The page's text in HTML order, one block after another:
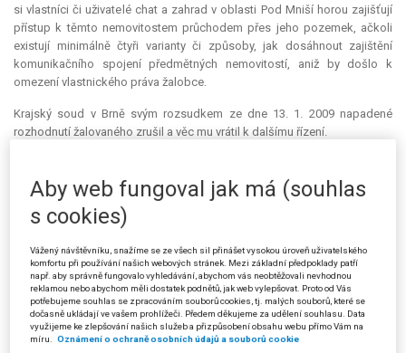
si vlastníci či uživatelé chat a zahrad v oblasti Pod Mniší horou zajišťují
přístup k těmto nemovitostem průchodem přes jeho pozemek, ačkoli
existují minimálně čtyři varianty či způsoby, jak dosáhnout zajištění
komunikačního spojení předmětných nemovitostí, aniž by došlo k
omezení vlastnického práva žalobce.
Krajský soud v Brně svým rozsudkem ze dne 13. 1. 2009 napadené
rozhodnutí žalovaného zrušil a věc mu vrátil k dalšímu řízení.
kasační stížností, v níž upozornil na to, že podle krajského soudu
správní orgány nemají dosud jasno o charakteru dané komunikace. Dle
stěžovatele je charakter komunikace zcela jednoznačně dán - jedná se o
pozemních komunikacích, která slouží ke spojení nemovitostí s
ostatními pozemními komunikacemi. Existence uvedené komunikace
vyplývá jak ze sdělení katastrálního úřadu, tak ze šetření správního
orgánu I. stupně na místě samém. Označení pozemku v katastru
nemovitostí není v části „využití pozemku“ závazným údajem ve smyslu
§ 20 zákona č. 344/1992 Sb., o katastru nemovitostí České republiky
Aby web fungoval jak má (souhlas
s cookies)
Vážený návštěvníku, snažíme se ze všech sil přinášet vysokou úroveň uživatelského
komfortu při používání našich webových stránek. Mezi základní předpoklady patří
např. aby správně fungovalo vyhledávání, abychom vás neobtěžovali nevhodnou
reklamou nebo abychom měli dostatek podnětů, jak web vylepšovat. Proto od Vás
potřebujeme souhlas se zpracováním souborů cookies, tj. malých souborů, které se
dočasně ukládají ve vašem prohlížeči. Předem děkujeme za udělení souhlasu. Data
využijeme ke zlepšování našich služeb a přizpůsobení obsahu webu přímo Vám na
míru.
Oznámení o ochraně osobních údajů a souborů cookie